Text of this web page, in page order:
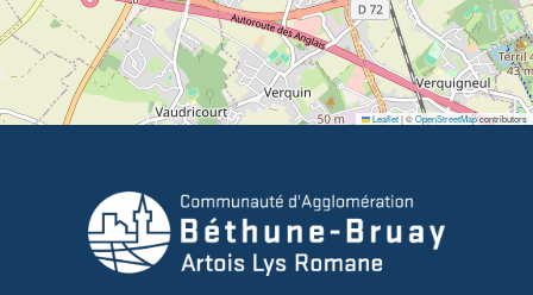
Leaflet|©OpenStreetMapcontributors